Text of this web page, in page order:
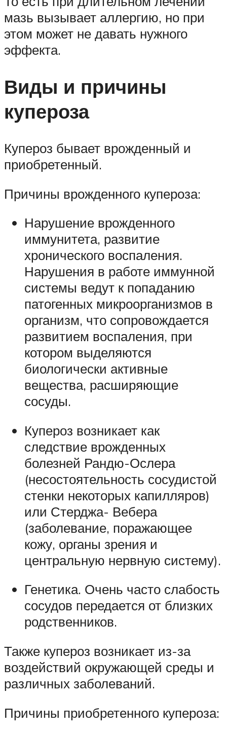
мазь вызывает аллергию, но при
этом может не давать нужного
эффекта.
Виды и причины
купероза
Купероз бывает врожденный и
приобретенный.
Причины врожденного купероза:
Нарушение врожденного
иммунитета, развитие
хронического воспаления.
Нарушения в работе иммунной
системы ведут к попаданию
патогенных микроорганизмов в
организм, что сопровождается
развитием воспаления, при
котором выделяются
биологически активные
вещества, расширяющие
сосуды.
Купероз возникает как
следствие врожденных
болезней Рандю-Ослера
(несостоятельность сосудистой
стенки некоторых капилляров)
или Стерджа- Вебера
(заболевание, поражающее
кожу, органы зрения и
центральную нервную систему).
Генетика. Очень часто слабость
сосудов передается от близких
родственников.
Также купероз возникает из-за
воздействий окружающей среды и
различных заболеваний.
Причины приобретенного купероза: